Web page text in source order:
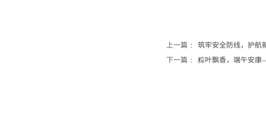
上一篇： 筑牢安全防线，护航
下一篇： 粽叶飘香，端午安康